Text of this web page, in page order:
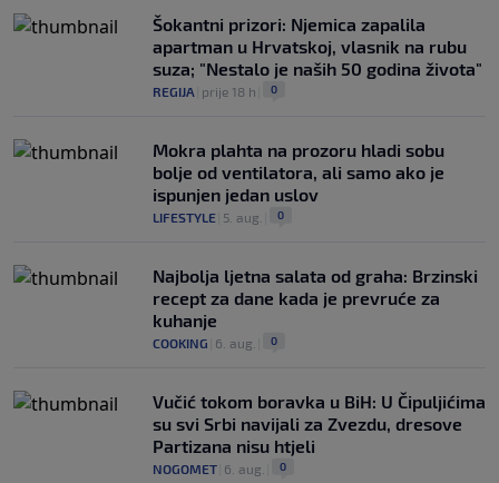
Šokantni prizori: Njemica zapalila
apartman u Hrvatskoj, vlasnik na rubu
suza; "Nestalo je naših 50 godina života"
REGIJA prije 18 h 0
Mokra plahta na prozoru hladi sobu
bolje od ventilatora, ali samo ako je
ispunjen jedan uslov
LIFESTYLE 5. aug. 0
Najbolja ljetna salata od graha: Brzinski
recept za dane kada je prevruće za
kuhanje
COOKING 6. aug. 0
Vučić tokom boravka u BiH: U Čipuljićima
su svi Srbi navijali za Zvezdu, dresove
Partizana nisu htjeli
NOGOMET 6. aug. 0